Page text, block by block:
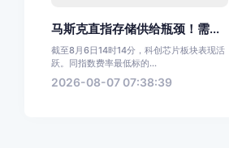
马斯克直指存储供给瓶颈！需...
截至8月6日14时14分，科创芯片板块表现活
跃。同指数费率最低标的...
2026-08-07 07:38:39